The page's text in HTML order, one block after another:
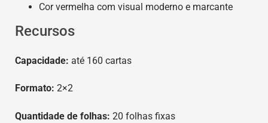
Cor vermelha com visual moderno e marcante
Recursos
Capacidade: até 160 cartas
Formato: 2×2
Quantidade de folhas: 20 folhas fixas